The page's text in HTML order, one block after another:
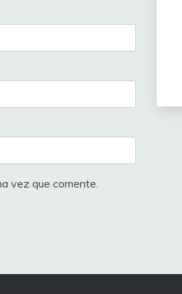
vez que comente.